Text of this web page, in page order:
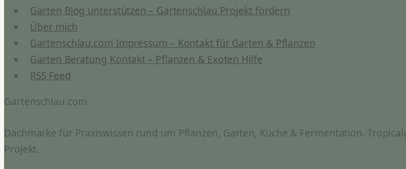
Garten Blog unterstützen – Gartenschlau Projekt fördern
Über mich
Gartenschlau.com Impressum – Kontakt für Garten & Pflanzen
Garten Beratung Kontakt – Pflanzen & Exoten Hilfe
RSS Feed
Gartenschlau.com
Dachmarke für Praxiswissen rund um Pflanzen, Garten, Küche & Fermentation.
Projekt.